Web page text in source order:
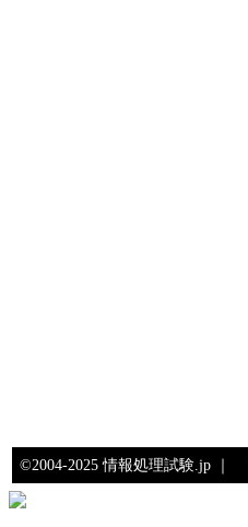
©2004-2025 情報処理試験.jp ｜